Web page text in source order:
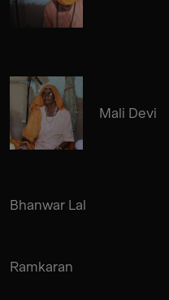
Mali Devi
Bhanwar Lal
Ramkaran